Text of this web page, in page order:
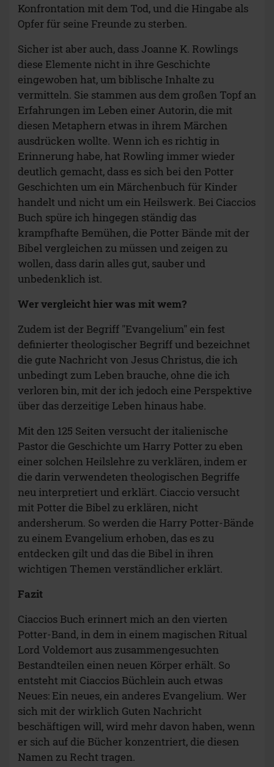
Konfrontation mit dem Tod, und die Hingabe als
Opfer für seine Freunde zu sterben.
Sicher ist aber auch, dass Joanne K. Rowlings
diese Elemente nicht in ihre Geschichte
eingewoben hat, um biblische Inhalte zu
vermitteln. Sie stammen aus dem großen Topf an
Erfahrungen im Leben einer Autorin, die mit
diesen Metaphern etwas in ihrem Märchen
ausdrücken wollte. Wenn ich es richtig in
Erinnerung habe, hat Rowling immer wieder
deutlich gemacht, dass es sich bei den Potter
Geschichten um ein Märchenbuch für Kinder
handelt und nicht um ein Heilswerk. Bei Ciaccios
Buch spüre ich hingegen ständig das
krampfhafte Bemühen, die Potter Bände mit der
Bibel vergleichen zu müssen und zeigen zu
wollen, dass darin alles gut, sauber und
unbedenklich ist.
Wer vergleicht hier was mit wem?
Zudem ist der Begriff "Evangelium" ein fest
definierter theologischer Begriff und bezeichnet
die gute Nachricht von Jesus Christus, die ich
unbedingt zum Leben brauche, ohne die ich
verloren bin, mit der ich jedoch eine Perspektive
über das derzeitige Leben hinaus habe.
Mit den 125 Seiten versucht der italienische
Pastor die Geschichte um Harry Potter zu eben
einer solchen Heilslehre zu verklären, indem er
die darin verwendeten theologischen Begriffe
neu interpretiert und erklärt. Ciaccio versucht
mit Potter die Bibel zu erklären, nicht
andersherum. So werden die Harry Potter-Bände
zu einem Evangelium erhoben, das es zu
entdecken gilt und das die Bibel in ihren
wichtigen Themen verständlicher erklärt.
Fazit
Ciaccios Buch erinnert mich an den vierten
Potter-Band, in dem in einem magischen Ritual
Lord Voldemort aus zusammengesuchten
Bestandteilen einen neuen Körper erhält. So
entsteht mit Ciaccios Büchlein auch etwas
Neues: Ein neues, ein anderes Evangelium. Wer
sich mit der wirklich Guten Nachricht
beschäftigen will, wird mehr davon haben, wenn
er sich auf die Bücher konzentriert, die diesen
Namen zu Recht tragen.